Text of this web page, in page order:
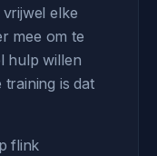
elke
mee om te
hulp willen
is dat
flink